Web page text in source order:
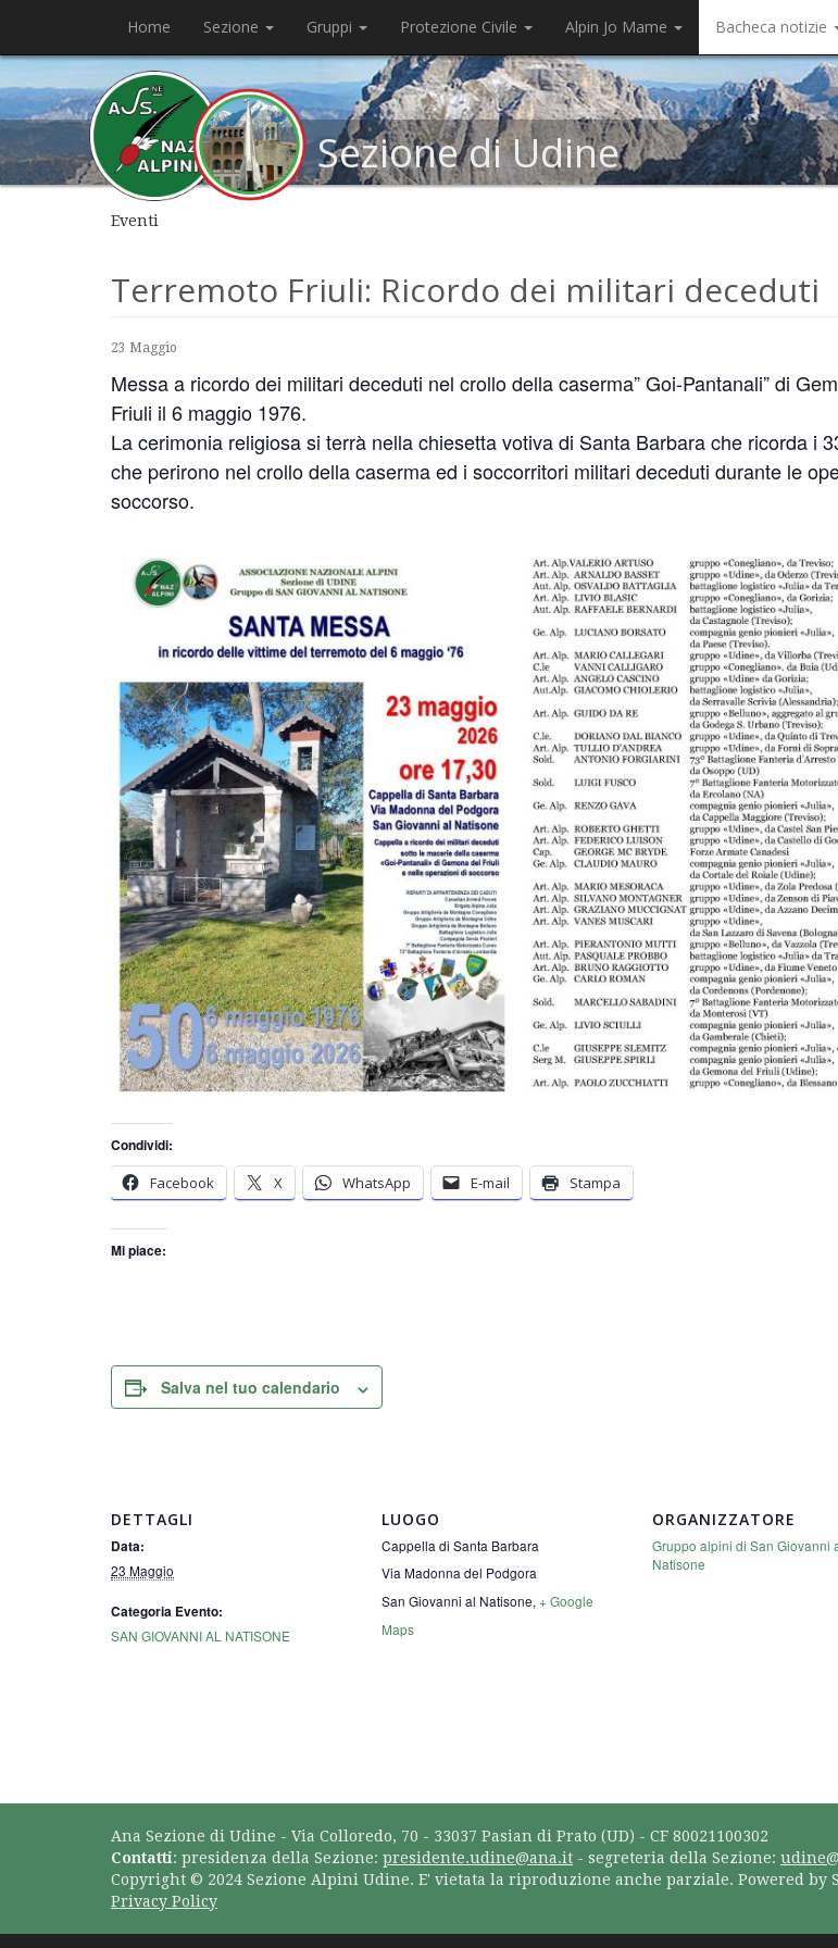
Home Sezione Gruppi Protezione Civile Alpin Jo Mame Bacheca notizie
Sezione di Udine
Eventi
Terremoto Friuli: Ricordo dei militari deceduti
23 Maggio
Messa a ricordo dei militari deceduti nel crollo della caserma” Goi-Pantanali” di
Friuli il 6 maggio 1976.
La cerimonia religiosa si terrà nella chiesetta votiva di Santa Barbara che ricorda i
che perirono nel crollo della caserma ed i soccorritori militari deceduti durante le
soccorso.
Condividi:
Facebook
X WhatsApp E-mail Stampa
Mi piace:
Salva nel tuo calendario
DETTAGLI
Data:
23 Maggio
Categoria Evento:
SAN GIOVANNI AL NATISONE
LUOGO
Cappella di Santa Barbara
Via Madonna del Podgora
San Giovanni al Natisone, + Google
Maps
ORGANIZZATORE
Gruppo alpini di San Giovanni
Natisone
Ana Sezione di Udine - Via Colloredo, 70 - 33037 Pasian di Prato (UD) - CF 80021100302
Contatti: presidenza della Sezione: presidente.udine@ana.it - segreteria della Sezione:
Copyright © 2024 Sezione Alpini Udine. E' vietata la riproduzione anche parziale. Powered by
Privacy Policy